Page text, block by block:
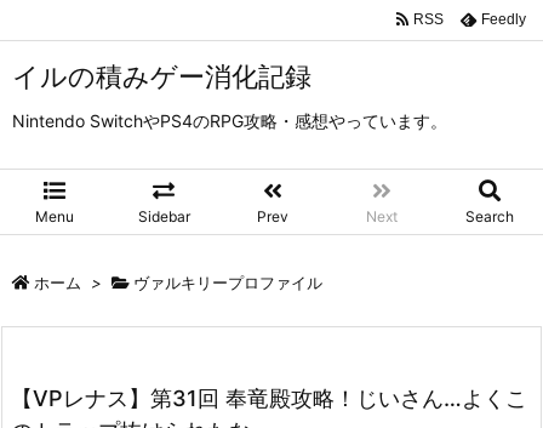
イルの積みゲー消化記録
Nintendo SwitchやPS4のRPG攻略・感想やっています。
Menu Sidebar Prev Next Search
RSS Feedly
ホーム > ヴァルキリープロファイル
【VPレナス】第31回 奉竜殿攻略！じいさん…よくこ